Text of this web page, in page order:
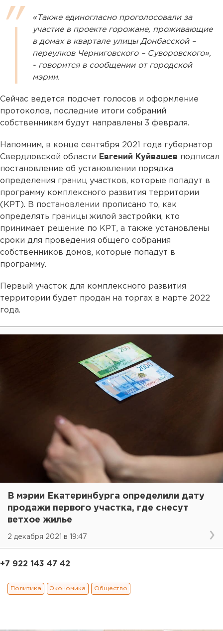
«Также единогласно проголосовали за
участие в проекте горожане, проживающие
в домах в квартале улицы Донбасской –
переулков Черниговского – Суворовского»,
- говорится в сообщении от городской
мэрии.
Сейчас ведется подсчет голосов и оформление
протоколов, последние итоги собраний
собственникам будут направлены 3 февраля.
Напомним, в конце сентября 2021 года губернатор
Свердловской области Евгений Куйвашев подписал
постановление об установлении порядка
определения границ участков, которые попадут в
программу комплексного развития территории
(КРТ). В постановлении прописано то, как
определять границы жилой застройки, кто
принимает решение по КРТ, а также установлены
сроки для проведения общего собрания
собственников домов, которые попадут в
программу.
Первый участок для комплексного развития
территории будет продан на торгах в марте 2022
года.
В мэрии Екатеринбурга определили дату
продажи первого участка, где снесут
ветхое жилье
2 декабря 2021 в 19:47
+7 922 143 47 42
Политика Экономика Общество